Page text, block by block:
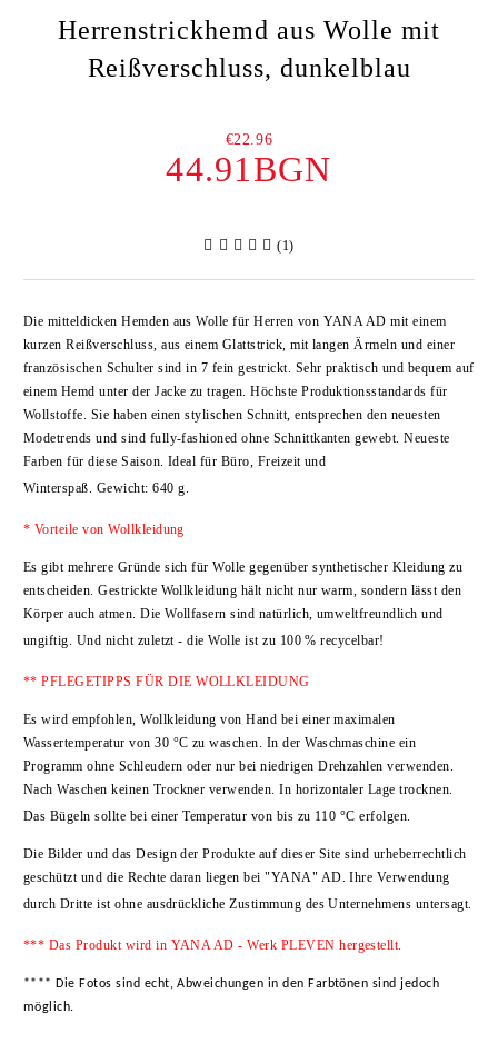
Herrenstrickhemd aus Wolle mit
Reißverschluss, dunkelblau
€22.96
44.91BGN
(1)
Die mitteldicken Hemden aus Wolle für Herren von YANA AD mit einem
kurzen Reißverschluss, aus einem Glattstrick, mit langen Ärmeln und einer
französischen Schulter sind in 7 fein gestrickt. Sehr praktisch und bequem auf
einem Hemd unter der Jacke zu tragen. Höchste Produktionsstandards für
Wollstoffe. Sie haben einen stylischen Schnitt, entsprechen den neuesten
Modetrends und sind fully-fashioned ohne Schnittkanten gewebt. Neueste
Farben für diese Saison. Ideal für Büro, Freizeit und
Winterspaß. Gewicht: 640 g.
* Vorteile von Wollkleidung
Es gibt mehrere Gründe sich für Wolle gegenüber synthetischer Kleidung zu
entscheiden. Gestrickte Wollkleidung hält nicht nur warm, sondern lässt den
Körper auch atmen. Die Wollfasern sind natürlich, umweltfreundlich und
ungiftig. Und nicht zuletzt - die Wolle ist zu 100 % recycelbar!
** PFLEGETIPPS FÜR DIE WOLLKLEIDUNG
Es wird empfohlen, Wollkleidung von Hand bei einer maximalen
Wassertemperatur von 30 °C zu waschen. In der Waschmaschine ein
Programm ohne Schleudern oder nur bei niedrigen Drehzahlen verwenden.
Nach Waschen keinen Trockner verwenden. In horizontaler Lage trocknen.
Das Bügeln sollte bei einer Temperatur von bis zu 110 °C erfolgen.
Die Bilder und das Design der Produkte auf dieser Site sind urheberrechtlich
geschützt und die Rechte daran liegen bei"YANA" AD. Ihre Verwendung
durch Dritte ist ohne ausdrückliche Zustimmung des Unternehmens untersagt.
*** Das Produkt wird in YANA AD - Werk PLEVEN hergestellt.
**** Die Fotos sind echt, Abweichungen in den Farbtönen sind jedoch
möglich.